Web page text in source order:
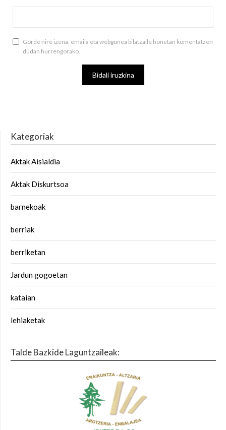
Gorde nire izena, emaila eta webgunea bilatzaile honetan komentatzen
dudan hurrengorako.
Kategoriak
Aktak Aisialdia
Aktak Diskurtsoa
barnekoak
berriak
berriketan
Jardun gogoetan
kataian
lehiaketak
Talde Bazkide Laguntzaileak: